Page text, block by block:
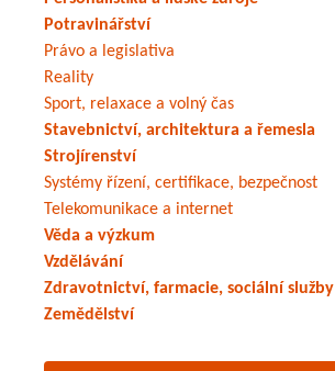
Potravinářství
Právo a legislativa
Reality
Sport, relaxace a volný čas
Stavebnictví, architektura a řemesla
Strojírenství
Systémy řízení, certifikace, bezpečnost
Telekomunikace a internet
Věda a výzkum
Vzdělávání
Zdravotnictví, farmacie, sociální služby
Zemědělství